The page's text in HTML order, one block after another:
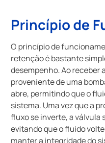
Princípio de
O princípio de
retenção é bastante
desempenho. Ao receber
proveniente de uma
abre, permitindo que o
sistema. Uma vez que a
fluxo se inverte, a
evitando que o fluido
manter a integridade do